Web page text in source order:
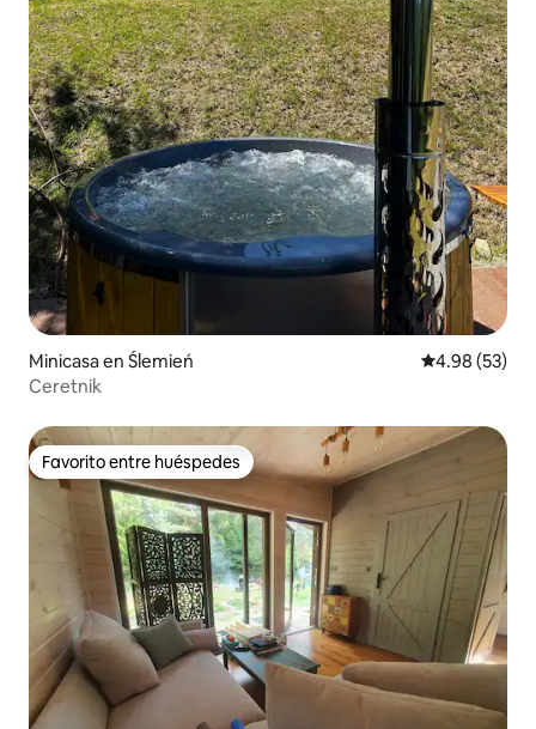
Minicasa en Ślemień Calificación
4.98 (53)
Ceretnik
Favorito entre huéspedes
Favorito entre huéspedes